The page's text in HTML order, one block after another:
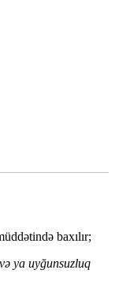
baxılır;
ya uyğunsuzluq